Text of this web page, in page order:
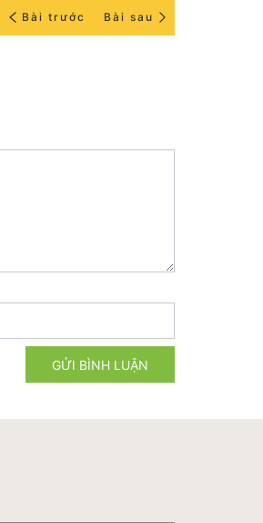
Bài trước Bài sau
GỬI BÌNH LUẬN